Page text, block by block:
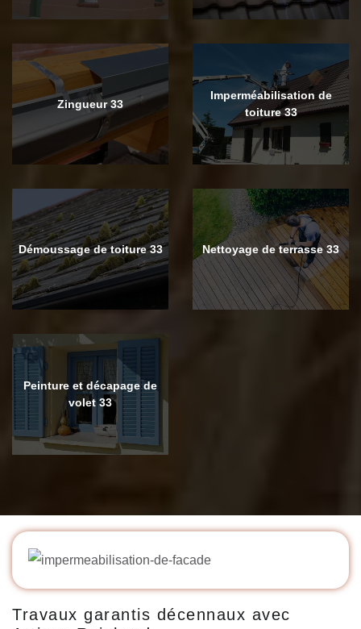
Zingueur 33
Imperméabilisation de
toiture 33
Démoussage de toiture 33 Nettoyage de terrasse 33
Peinture et décapage de
volet 33
Travaux garantis décennaux avec